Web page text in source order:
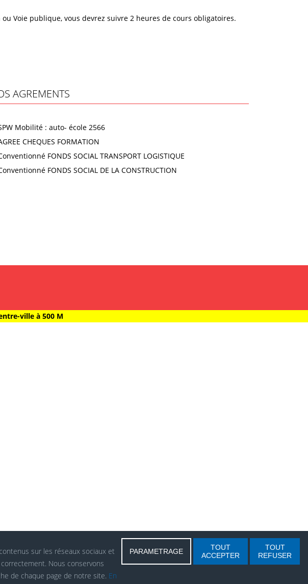
Voie publique, vous devrez suivre 2 heures de cours obligatoires.
AGREMENTS
Mobilité : auto- école 2566
CHEQUES FORMATION
FONDS SOCIAL TRANSPORT LOGISTIQUE
FONDS SOCIAL DE LA CONSTRUCTION
ville à 500 M
sur les réseaux sociaux et
Nous conservons
de chaque page de notre site. En
PARAMETRAGE
TOUT
ACCEPTER
TOUT
REFUSER